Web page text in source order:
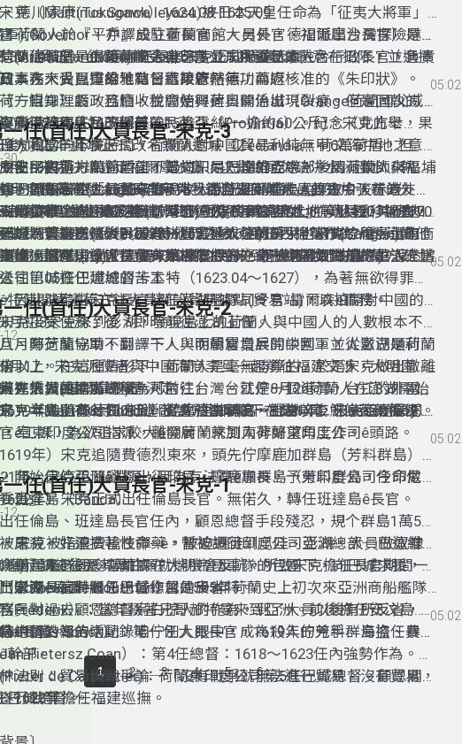
德川家康(Tokugawa Ieyasu)被日本天皇任命為「征夷大將軍」
軍)。
荷蘭人於『平戶』設立荷蘭商館。另外，德川派出台灣探險隊，
(Arima Harunobu)接受訓令書，派兵前臺灣，意在招降，並選擇
人在大員互市的地點。結果依然無功而返。
蘭建城堡是保護荷蘭人自己，並未保護日本人。
本人來大員貿易，有日本政府─德川幕府核准的《朱印狀》。
方自知理虧，且怕收稅會使得荷日關係出現裂痕。但是固執的宋
收了日本人私下採買的15擔生絲(一擔約60公斤)。宋克此舉，果
方相當的不悅。
新港社原住民的關係
大員的一年多時間，荷蘭人對中國貿易利純無甲6萬荷盾，但在
出卻超過11萬荷盾，不過這只是短期的赤字，後因荷蘭人與平埔
，開始掌控大員貿易後，收入狀況便轉虧為盈了。
住民與荷方關係頗佳，曾向印尼巴達維亞總部，請派牧師來福爾
，但在宋克生前並未實現。
月14日荷蘭駐大員長官宋克，從澎湖回航大員的途中，在港外發
被搶救上岸，3工後（9月17）仍不幸去世。
三國東吳孫權稱『夷洲』、隋朝焬帝稱『流求』等地名。中國知
名稱，不等同於統轄臺灣。中國與臺灣真正發生密切關係，要到
葉以後。中國統治臺灣要到1684年，康熙22年大清帝國的朝
克（Martinus Sonck）1624.08-1625.09
（Governor，亦譯成駐臺長官、大員長官、福爾摩沙長官）是指
蘭佔領時，由荷蘭聯合東印度公司所委任的駐台行政長官，負責
事務，受巴達維雅總督直接管轄。
（拜五）台灣第1任長官宋克正式抵達大員。
一鯤身》設政務廳，並開始興建奧倫治城（Orange荷蘭國父威
奧倫治親王），
)1625年1月24改稱普羅民西亞（Provintia）。紀念《北方七
後)1627年此城正式改名熱蘭遮城（Zeelandia，荷文海中地之意)
安平古堡。
月，宋克決議立足福爾摩沙島，以北線尾欠缺汫水／淡水，就用
)印度棉花布(Cangan)向新港社西拉雅平埔族人換取今天赤崁
）一帶的土地，建造市街，並將北線尾島上的漢人遷移過去，
之為普羅民遮（Provintia）。另外，荷蘭人也將北線尾島上的商
倫治城。
巴城報告：「1625年1月15我親自去新港社，要去加強新的友
就離開，並邀請該社(新港社)所有的頭領來此地。1月20，In有70
來我們這裡，我親切款待他們之後，用15匹棉花布(Cangan)向他
塊…土地。…他們是親切和譪的民族，若懂得他們的性情，又對
小惠，那就可以跟他們來往相處了。」
大員後，向巴城建議：「班達人，不管男女，在班達和其他地方
的，可以送來大員這裡耕種農地或築城。
城，建為市鎮後，即有一處班達人住的房子，宋克亡後，還有28
作。可見班達人在台有如被扣押的外勞，過著奴隸船的生活。這
《烏鬼》的前身。
遠處是艾島(Ay)，大員末代長官揆一，即被流放到該島。)
05:02
一任(首任)大員長官-宋克-3
30
司令奉命在中國沿海抓華工
城總督顧恩(1618-1623／1627～1629)任內強勢作為。對荷蘭拄
後，艦隊司令官雷爾森奉柯恩總督之命在中國沿海捕掠華人充當
往巴城擔任建城的苦工。
建巡撫南居益派特使，1624年1月來到巴城交涉，抗議荷方亂使
司第05任巴城總督卡本特（1623.04～1627），為著無欲得罪大
因此決定由宋克長官接任澎湖艦隊司令官-雷爾森ê職務。
特使閣建議荷方往大員開設貿易據點(貿易站)，以拍開對中國的
克接受任務了後，即時前往澎湖上任。
月初3宋克來到澎湖，發現島上的荷蘭人與中國人的人數根本不成
月時荷蘭守軍不到一千人，而屢屢增兵的中國軍，人數已是荷蘭
以上。在這種情形下，荷蘭人是毫無勝算的，於是宋克做出撤離
進大員(福爾摩沙)的決定。
、鄭芝龍協助、翻譯下，與明朝官員展開談判，並從澎湖順利轉
。
月17，宋克派使者與中國海商李旦一起前往福建交涉，大明國同
在拆城離開澎湖後，可前往台灣。就佇8月26荷蘭人在澎湖開始
克本人則在8月30抵達台灣，指揮屬下在北線尾（Bassemboy）
商館。並在之前毀棄的城堡遺址上重建城堡，名奧倫治城
）。
先佔領的地區統稱為「台江」。台江是一個港灣，台江的外圍有
，半島上有七個山丘，從北往南稱為一鯤身、二鯤身至七鯤身。
建築了安平城，安平城之北另有一沙洲稱為「北線尾」
。如今台江的海灣已成為陸地，全計入為台南市。
年追隨費德烈來到印尼摩鹿加群島。1621年，宋克追隨顧恩
達島」，1622年出任「倫島」長官，後再出任「班達島」長官。
擔任大員首任長官。
05:02
一任(首任)大員長官-宋克-2
12
克來大員進前ê經歷
克（Martinus Sonck）出身於法學院，出業以後，佇荷蘭擔任律
ê工課，為欲追求較大ê發展，就加入荷蘭東印度公司ê頭路。
奉東印度公司指派，離開荷蘭來到南非好望角工作。
年）宋克追隨費德烈東來，頭先佇摩鹿加群島（芳料群島）一
開始伊佮亞洲ê淵源，因為有法律ê專長，予東印度公司任命做
員』。
年，宋克追隨顧恩出征印尼．摩鹿加群島（芳料群島，今印尼東
班達島（Banda）。
年）宋克正式出任倫島長官。無偌久，轉任班達島ê長官。
任倫島、班達島長官任內，顧恩總督手段殘忍，規个群島1萬5千
屠殺，好運抾著性命--ê，被迫遷徙到爪哇、澎湖、大員做奴隸
覕起來ê住民，毋甘願就揣機會反抗，所致宋克擔任長官期間一
緊張ê局面。
宋克被指浪費槍枝彈藥，暫被調回印度公司亞洲總部─巴達維亞
達)。調查後還其清白。
荷蘭艦隊司令雷爾森在大明帝國軍隊的包圍下，向巴城求援，並
澎湖。這時繼任巴城總督是卡本特。
宋克長官對顧恩總督作風的反省
，對過去顧恩總督烏白掠人的作為，到了大員以後有所反省，送
總督的報告中記錄：
中國沿海的活動，咱佇別人眼中，成為殺人的兇手、海盜、暴力
國採取的武力行動，依我之見，過於強硬和殘忍，這樣我們永遠
得中國貿易。
05:02
一任(首任)大員長官-宋克-1
12
紹〕
Cornelis de Houtman）：1595年荷蘭史上初次來亞洲商船艦隊
員。
Frederik）：當年綴著兄哥郝特曼來到亞洲。前後擔任安汶島、
ê長官。Sonck）：第一任大員長官，1619年佇芳料群島擔任費德
幹部。
Pietersz Coan）：第4任總督：1618～1623任內強勢作為。自
法則：貿易與戰爭論─「沒有戰爭就無法進行貿易。沒有貿易，
行戰爭」。
de Carpentier)：荷蘭東印度公司第5任巴城總督。顧恩閣接
巴城總督。
1623年擔任福建巡撫。
05:02
1 2 3 4 5 6